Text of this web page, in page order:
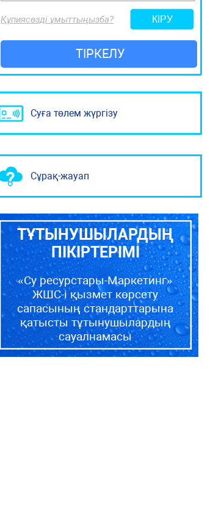
Құпиясөзді ұмыттыңызба?
ТІРКЕЛУ
Суға төлем жүргізу
Сұрақ-жауап
ТҰТЫНУШЫЛАРДЫҢ
ПІКІРТЕРІМІ
«Су ресурстары-Маркетинг»
ЖШС-і қызмет көрсету
сапасының стандарттарына
қатысты тұтынушылардың
сауалнамасы